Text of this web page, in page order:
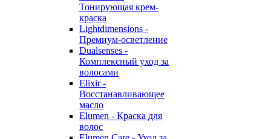
Тонирующая крем-
краска
Lightdimensions -
Премиум-осветление
Dualsenses -
Комплексный уход за
волосами
Elixir -
Восстанавливающее
масло
Elumen - Краска для
волос